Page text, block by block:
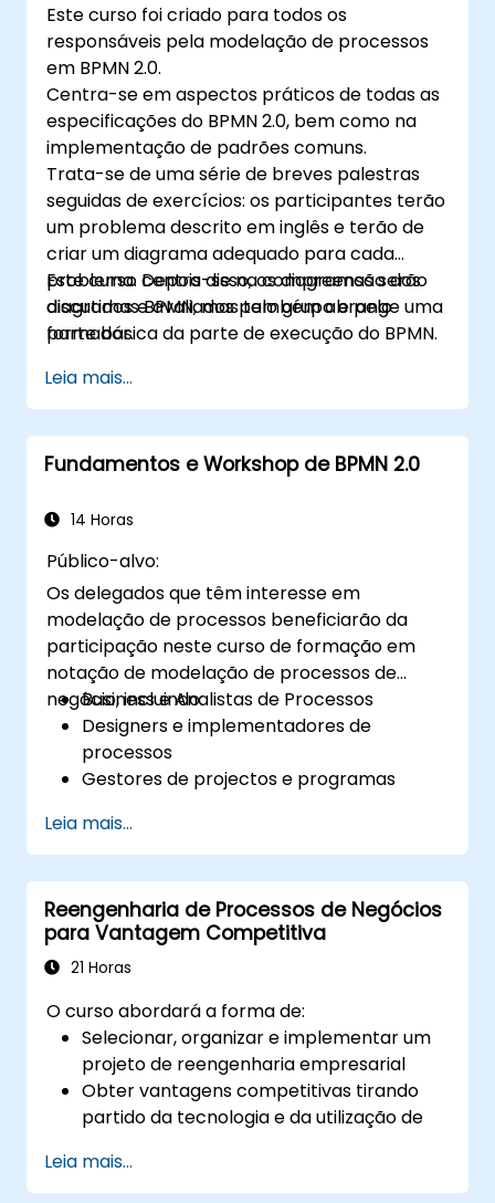
Este curso foi criado para todos os
responsáveis pela modelação de processos
em BPMN 2.0.
Centra-se em aspectos práticos de todas as
especificações do BPMN 2.0, bem como na
implementação de padrões comuns.
Trata-se de uma série de breves palestras
seguidas de exercícios: os participantes terão
um problema descrito em inglês e terão de
criar um diagrama adequado para cada
problema. Depois disso, os diagramas serão
discutidos e avaliados pelo grupo e pelo
formador.
Este curso centra-se na compreensão dos
diagramas BPMN, mas também abrange uma
parte básica da parte de execução do BPMN.
Leia mais...
Fundamentos e Workshop de BPMN 2.0
14 Horas
Público-alvo:
Os delegados que têm interesse em
modelação de processos beneficiarão da
participação neste curso de formação em
notação de modelação de processos de
negócio, incluindo:
Business e Analistas de Processos
Designers e implementadores de
processos
Gestores de projectos e programas
e transformação de negócios.
Leia mais...
Reengenharia de Processos de Negócios
para Vantagem Competitiva
21 Horas
O curso abordará a forma de:
Selecionar, organizar e implementar um
projeto de reengenharia empresarial
Obter vantagens competitivas tirando
partido da tecnologia e da utilização de
Maximizar a satisfação do cliente através
da adequação da conceção do processo
Leia mais...